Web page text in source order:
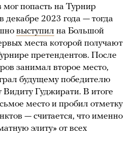
попасть на Турнир
декабре 2023 года — тогда
выступил на Большой
места которой получают
претендентов. После
занимал второе место,
будущему победителю
Гуджирати. В итоге
место и пробил отметку
— считается, что именно
элиту» от всех